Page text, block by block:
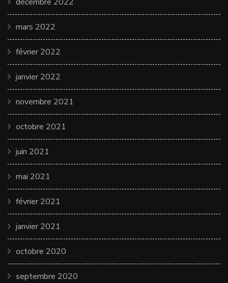
mars 2022
février 2022
janvier 2022
novembre 2021
octobre 2021
juin 2021
mai 2021
février 2021
janvier 2021
octobre 2020
septembre 2020